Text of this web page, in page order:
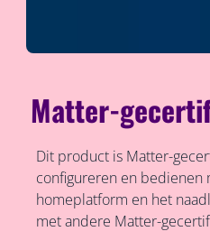
Matter-
Dit product is Matter-
configureren en bedienen
homeplatform en het
met andere Matter-